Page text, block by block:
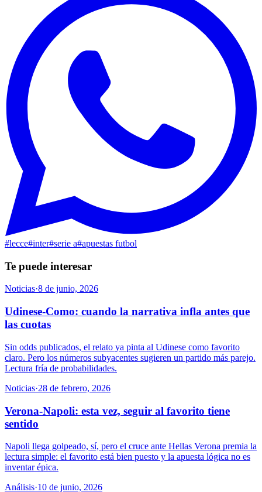
#lecce#inter#serie a#apuestas futbol
Te puede interesar
Noticias·8 de junio, 2026
Udinese-Como: cuando la narrativa infla antes que
las cuotas
Sin odds publicados, el relato ya pinta al Udinese como favorito
claro. Pero los números subyacentes sugieren un partido más parejo.
Lectura fría de probabilidades.
Noticias·28 de febrero, 2026
Verona-Napoli: esta vez, seguir al favorito tiene
sentido
Napoli llega golpeado, sí, pero el cruce ante Hellas Verona premia la
lectura simple: el favorito está bien puesto y la apuesta lógica no es
inventar épica.
Análisis·10 de junio, 2026